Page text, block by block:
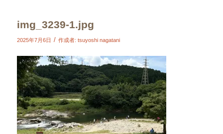
img_3239-1.jpg
2025年7月6日 / 作成者: tsuyoshi nagatani